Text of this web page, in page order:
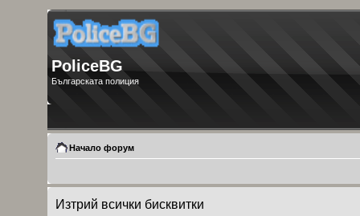
PoliceBG
Българската полиция
Начало форум
Изтрий всички бисквитки